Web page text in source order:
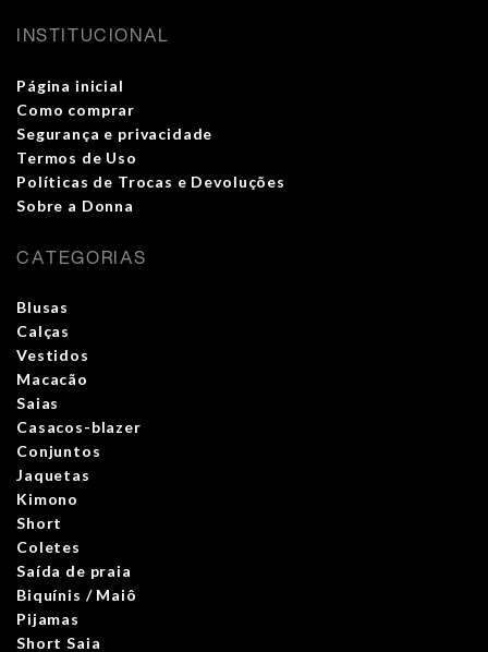
INSTITUCIONAL
Página inicial
Como comprar
Segurança e privacidade
Termos de Uso
Políticas de Trocas e Devoluções
Sobre a Donna
CATEGORIAS
Blusas
Calças
Vestidos
Macacão
Saias
Casacos-blazer
Conjuntos
Jaquetas
Kimono
Short
Coletes
Saída de praia
Biquínis / Maiô
Pijamas
Short Saia